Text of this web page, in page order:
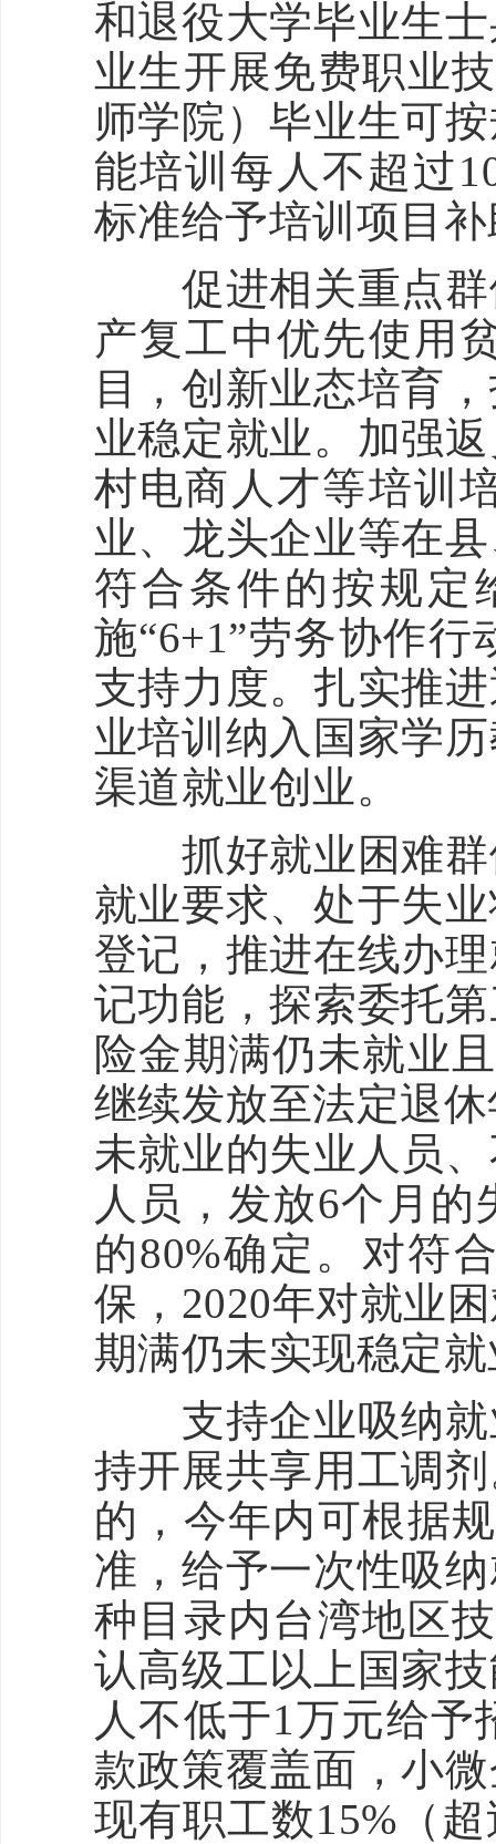
和退役大学毕业生
业生开展免费职业
师学院）毕业生可
能培训每人不超过
标准给予培训项目
促进相关重点群
产复工中优先使用
目，创新业态培育
业稳定就业。加强
村电商人才等培训
业、龙头企业等在
符合条件的按规定
施“6+1”劳务协作
支持力度。扎实推
业培训纳入国家学
渠道就业创业。
抓好就业困难群
就业要求、处于失
登记，推进在线办
记功能，探索委托
险金期满仍未就业
继续发放至法定退
未就业的失业人员
人员，发放6个月
的80%确定。对符
保，2020年对就业
期满仍未实现稳定
支持企业吸纳就
持开展共享用工调
的，今年内可根据
准，给予一次性吸
种目录内台湾地区
认高级工以上国家
人不低于1万元给
款政策覆盖面，小
现有职工数15%（